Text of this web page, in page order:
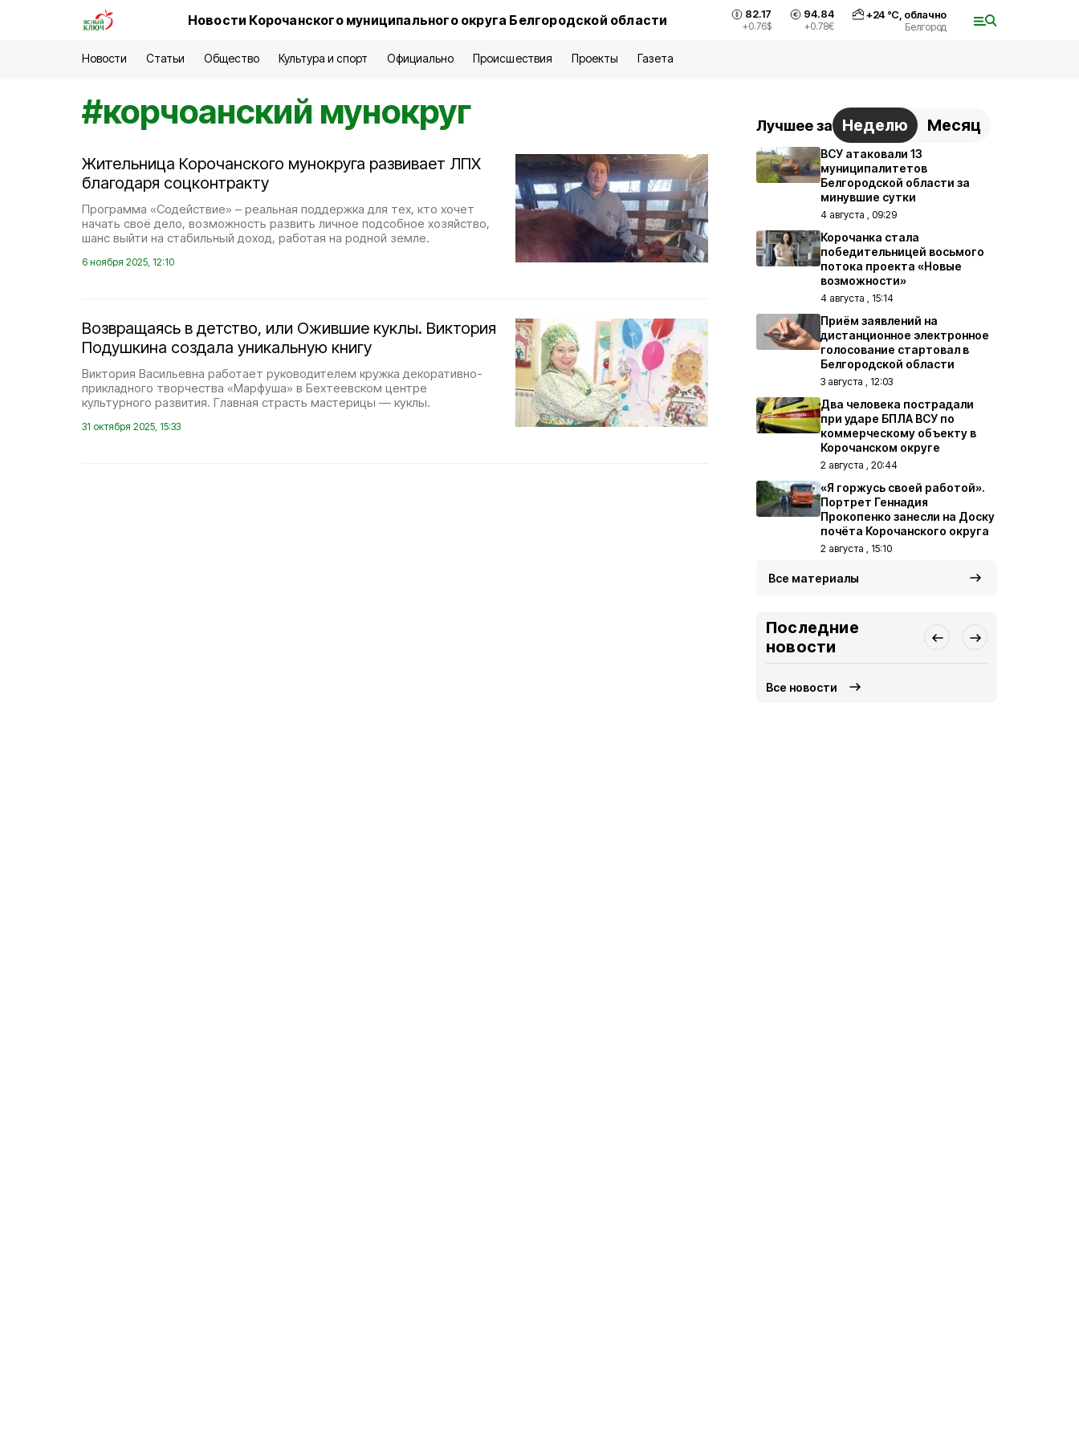
Новости Корочанского муниципального округа Белгородской области 82.17
+0.76$
94.84
+0.78€
+24°С, облачно
Белгород
Новости Статьи Общество Культура и спорт Официально Происшествия Проекты Газета
#корчоанский мунокруг
Жительница Корочанского мунокруга развивает ЛПХ
благодаря соцконтракту
Программа «Содействие» – реальная поддержка для тех, кто хочет
начать своё дело, возможность развить личное подсобное хозяйство,
шанс выйти на стабильный доход, работая на родной земле.
6 ноября 2025, 12:10
Возвращаясь в детство, или Ожившие куклы. Виктория
Подушкина создала уникальную книгу
Виктория Васильевна работает руководителем кружка декоративно-
прикладного творчества «Марфуша» в Бехтеевском центре
культурного развития. Главная страсть мастерицы — куклы.
31 октября 2025, 15:33
Лучшее за Неделю Месяц
ВСУ атаковали 13
муниципалитетов
Белгородской области за
минувшие сутки
4 августа , 09:29
Корочанка стала
победительницей восьмого
потока проекта «Новые
возможности»
4 августа , 15:14
Приём заявлений на
дистанционное электронное
голосование стартовал в
Белгородской области
3 августа , 12:03
Два человека пострадали
при ударе БПЛА ВСУ по
коммерческому объекту в
Корочанском округе
2 августа , 20:44
«Я горжусь своей работой».
Портрет Геннадия
Прокопенко занесли на Доску
почёта Корочанского округа
2 августа , 15:10
Все материалы
Последние
новости
Все новости